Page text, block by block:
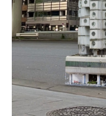
2. 管理者は承認後であ
当することが判明し
ます。
第5条（IDおよびパス
1. 会員は申込の際に管
用および管理につい
2. 会員は、自己のID